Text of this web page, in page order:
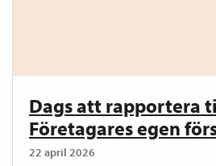
Dags att rapportera
Företagares egen
22 april 2026